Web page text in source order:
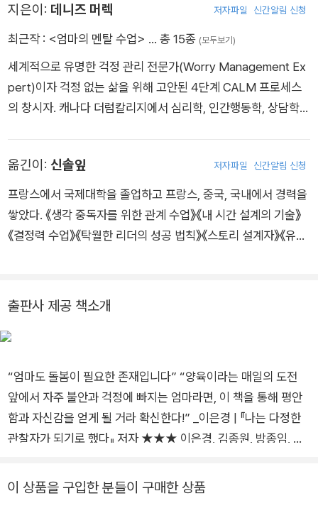
지은이: 데니즈 머렉 저자파일 신간알림 신청
최근작 : <엄마의 멘탈 수업> … 총 15종 (모두보기)
세계적으로 유명한 걱정 관리 전문가(Worry Management Ex
pert)이자 걱정 없는 삶을 위해 고안된 4단계 CALM 프로세스
의 창시자. 캐나다 더럼칼리지에서 심리학, 인간행동학, 상담학,
이 내면의 평화를 되찾고 두려움을 극복하고 성공을 거둘 수 있도
록 위기와 마음을 잘 다스리는 방법을 가르친다. 지금까지 수천
명의 여성이 걱정을 버리고 마음의 안정을 되찾아 행복한 인생을
살아가도록 도왔다.세계적인 영어 연설 클럽인 토스트마스터즈
지와 브리애나의 엄마로서, 25년이 넘는 세월 동안 자녀를 키우
며 인생에서 터득한 ‘진짜 지혜’를 이 책에 모두 담았다. 그녀는
를 돌아다니며 “걱정 없는 삶”을 주제로 인생 강연을 펼치고 있
다.
옮긴이: 신솔잎 저자파일 신간알림 신청
프랑스에서 국제대학을 졸업하고 프랑스, 중국, 국내에서 경력을
쌓았다. 《생각 중독자를 위한 관계 수업》《내 시간 설계의 기술》
《결정력 수업》《탁월한 리더의 성공 법칙》《스토리 설계자》《유튜
출판사 제공 책소개
“엄마도 돌봄이 필요한 존재입니다” “양육이라는 매일의 도전
앞에서 자주 불안과 걱정에 빠지는 엄마라면, 이 책을 통해 평안
함과 자신감을 얻게 될 거라 확신한다!” _이은경 | 『나는 다정한
관찰자가 되기로 했다』 저자 ★★★ 이은경, 김종원, 방종임, 정
탈 관리 프로세스 세상에서 가장 걱정을 많이 하는 사람은 누구일
이 상품을 구입한 분들이 구매한 상품